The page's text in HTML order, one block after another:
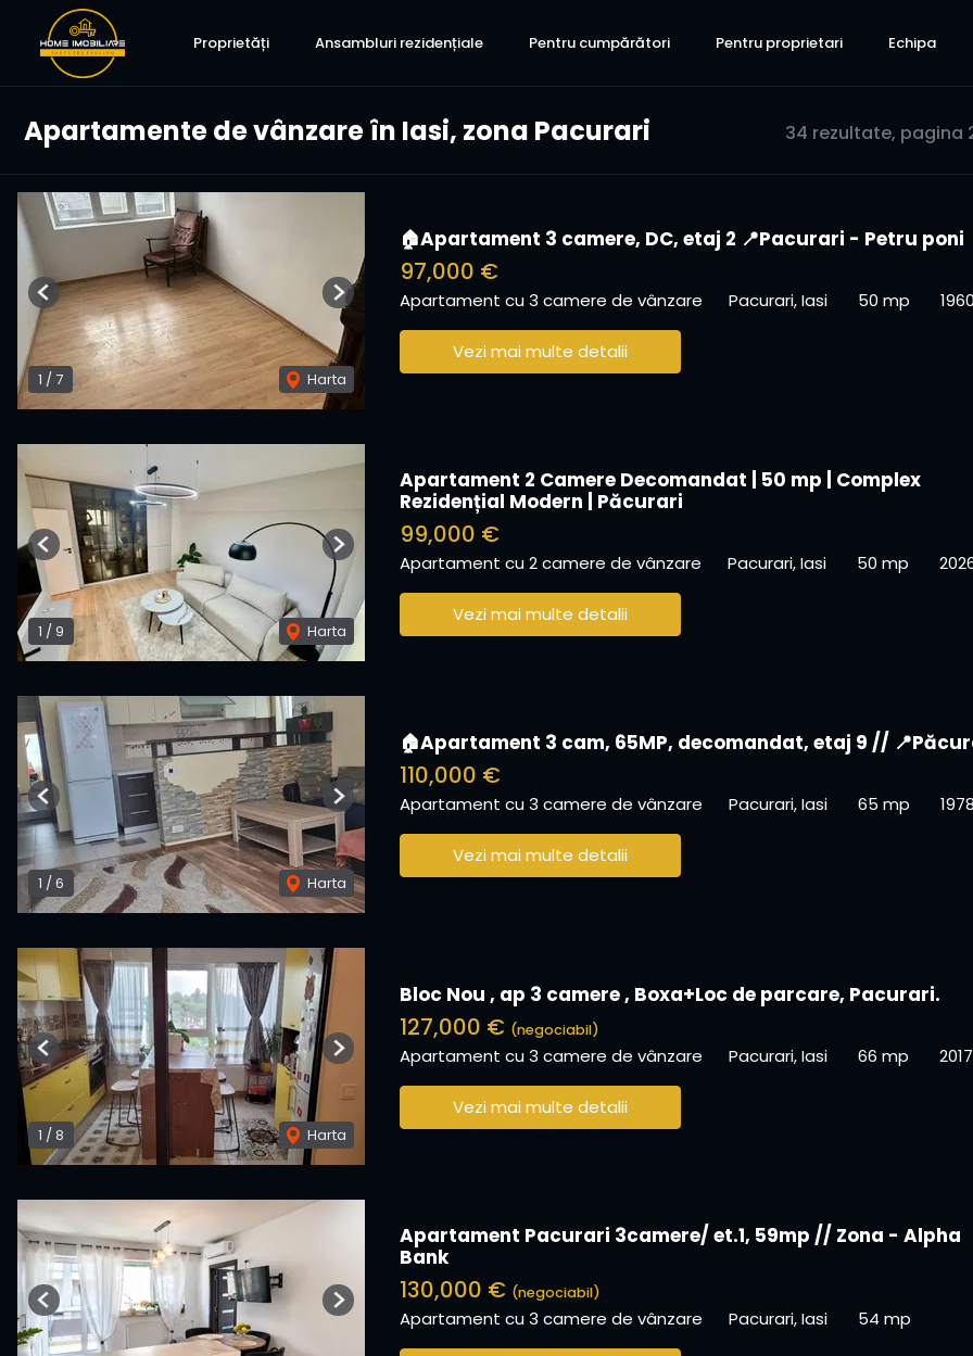
Proprietăți Ansambluri rezidențiale Pentru cumpărători Pentru proprietari Echipa
34 rezultate, pagina
Apartamente de vânzare în Iasi, zona Pacurari
1 /7 Harta
Previous Next
🏠Apartament 3 camere, DC, etaj 2 📍Pacurari - Petru poni
97,000 €
Apartament cu 3 camere de vânzare Pacurari, Iasi 50 mp
Vezi mai multe detalii
1 / 9 Harta
Previous Next
Apartament 2 Camere Decomandat | 50 mp | Complex
Rezidențial Modern | Păcurari
99,000 €
Apartament cu 2 camere de vânzare Pacurari, Iasi 50 mp
Vezi mai multe detalii
1 /6 Harta
Previous Next
🏠Apartament 3 cam, 65MP, decomandat, etaj 9 //
110,000 €
Apartament cu 3 camere de vânzare Pacurari, Iasi 65 mp
Vezi mai multe detalii
1 /8 Harta
Previous Next
Bloc Nou , ap 3 camere , Boxa+Loc de parcare, Pacurari.
127,000 € (negociabil)
Apartament cu 3 camere de vânzare Pacurari, Iasi 66 mp 2017
Vezi mai multe detalii
Previous Next
Apartament Pacurari 3camere/ et.1, 59mp // Zona - Alpha
Bank
130,000 € (negociabil)
Apartament cu 3 camere de vânzare Pacurari, Iasi 54 mp